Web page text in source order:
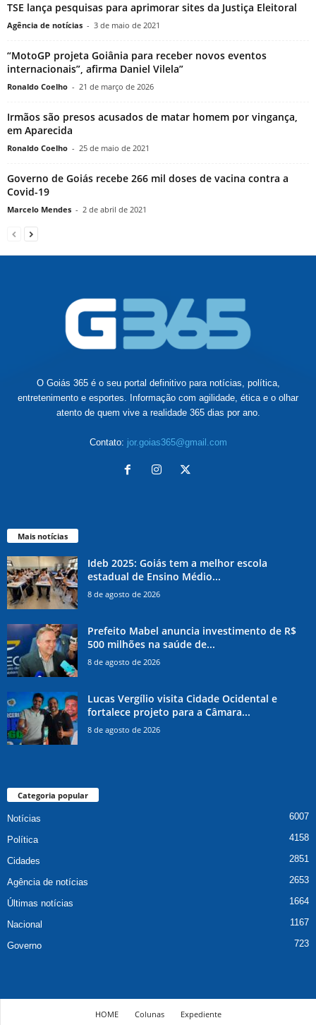
TSE lança pesquisas para aprimorar sites da Justiça Eleitoral
Agência de notícias - 3 de maio de 2021
“MotoGP projeta Goiânia para receber novos eventos
internacionais”, afirma Daniel Vilela”
Ronaldo Coelho - 21 de março de 2026
Irmãos são presos acusados de matar homem por vingança,
em Aparecida
Ronaldo Coelho - 25 de maio de 2021
Governo de Goiás recebe 266 mil doses de vacina contra a
Covid-19
Marcelo Mendes - 2 de abril de 2021
O Goiás 365 é o seu portal definitivo para notícias, política,
entretenimento e esportes. Informação com agilidade, ética e o olhar
atento de quem vive a realidade 365 dias por ano.
Contato: jor.goias365@gmail.com
Mais notícias
Ideb 2025: Goiás tem a melhor escola
estadual de Ensino Médio...
8 de agosto de 2026
Prefeito Mabel anuncia investimento de R$
500 milhões na saúde de...
8 de agosto de 2026
Lucas Vergílio visita Cidade Ocidental e
fortalece projeto para a Câmara...
8 de agosto de 2026
Categoria popular
Notícias 6007
Política 4158
Cidades 2851
Agência de notícias 2653
Últimas notícias 1664
Nacional 1167
Governo 723
HOME Colunas Expediente